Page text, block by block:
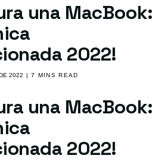
una MacBook:
2022!
2022 | 7 MINS READ
una MacBook:
2022!